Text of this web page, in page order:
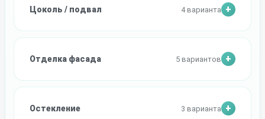
Цоколь / подвал 4 варианта
Отделка фасада 5 вариантов
Остекление 3 варианта